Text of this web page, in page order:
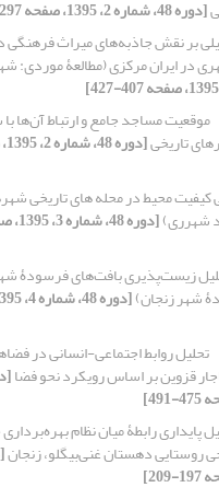
[دوره 48، شماره 2، 1395، صفحه 297-312]
بر نقش جاذبه‌های میراث فرهنگی
ایران مرکزی (مطالعۀ موردی:
موقعیت مساجد جامع و ارتباط آن‌ها
تاریخی
کیفیت محیط در محله های تاریخی
شهرری)
زیست‌پذیری بافت‌های فرسودۀ
شهر زنجان)
تحلیل روابط اجتماعی-انسانی در
قزوین بر اساس رویکرد نحو فضا
پایداری رابطۀ میان نظام
روستایی دهستان غنی‌بیگلو، زنجان